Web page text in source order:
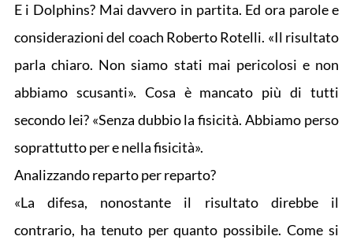
E i Dolphins? Mai davvero in partita. Ed ora parole e
considerazioni del coach Roberto Rotelli. «Il risultato
parla chiaro. Non siamo stati mai pericolosi e non
abbiamo scusanti». Cosa è mancato più di tutti
secondo lei? «Senza dubbio la fisicità. Abbiamo perso
soprattutto per e nella fisicità».
Analizzando reparto per reparto?
«La difesa, nonostante il risultato direbbe il
contrario, ha tenuto per quanto possibile. Come si